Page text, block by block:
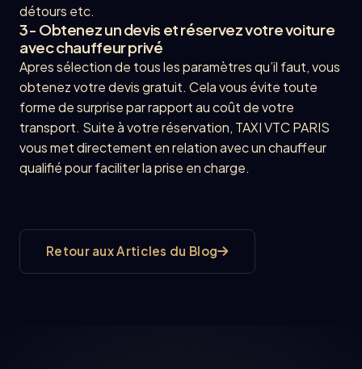
détours etc.
3- Obtenez un devis et réservez votre voiture
avec chauffeur privé
Apres sélection de tous les paramètres qu’il faut, vous
obtenez votre devis gratuit. Cela vous évite toute
forme de surprise par rapport au coût de votre
transport. Suite à votre réservation, TAXI VTC PARIS
vous met directement en relation avec un chauffeur
qualifié pour faciliter la prise en charge.
Retour aux Articles du Blog